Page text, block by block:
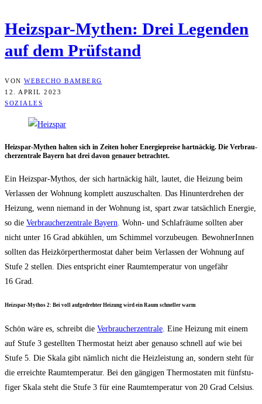
Heiz­spar-Mythen: Drei Legen­den
auf dem Prüfstand
VON WEBECHO BAMBERG
12. APRIL 2023
SOZIALES
Heiz­spar-Mythen hal­ten sich in Zei­ten hoher Ener­gie­prei­se hart­nä­ckig. Die Ver­brau­
cher­zen­tra­le Bay­ern hat drei davon genau­er betrachtet.
Ein Heiz­spar-Mythos, der sich hart­nä­ckig hält, lau­tet, die Hei­zung beim
Ver­las­sen der Woh­nung kom­plett aus­zu­schal­ten. Das Hin­un­ter­dre­hen der
Hei­zung, wenn nie­mand in der Woh­nung ist, spart zwar tat­säch­lich Ener­gie,
so die Ver­brau­cher­zen­tra­le Bay­ern. Wohn- und Schlaf­räu­me soll­ten aber
nicht unter 16 Grad abküh­len, um Schim­mel vor­zu­beu­gen. Bewoh­ne­rIn­nen
soll­ten das Heiz­kör­per­ther­mo­stat daher beim Ver­las­sen der Woh­nung auf
Stu­fe 2 stel­len. Dies ent­spricht einer Raum­tem­pe­ra­tur von unge­fähr
16 Grad.
Heiz­spar-Mythos 2: Bei voll auf­ge­dreh­ter Hei­zung wird ein Raum schnel­ler warm
Schön wäre es, schreibt die Ver­brau­cher­zen­tra­le. Eine Hei­zung mit einem
auf Stu­fe 3 gestell­ten Ther­mo­stat heizt aber genau­so schnell auf wie bei
Stu­fe 5. Die Ska­la gibt näm­lich nicht die Heiz­leis­tung an, son­dern steht für
die erreich­te Raum­tem­pe­ra­tur. Bei den gän­gi­gen Ther­mo­sta­ten mit fünf­stu­
fi­ger Ska­la steht die Stu­fe 3 für eine Raum­tem­pe­ra­tur von 20 Grad Celsius.